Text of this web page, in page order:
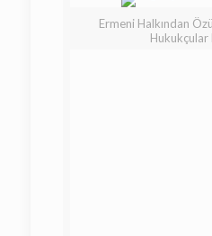
Ermeni Halkından
Hukukçular